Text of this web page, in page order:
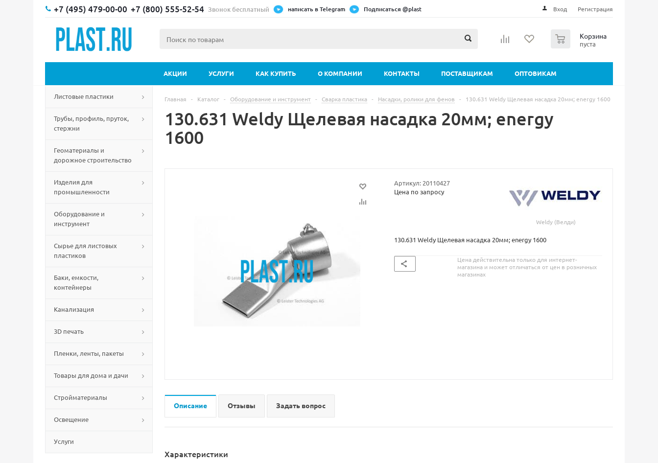
+7 (495) 479-00-00 +7 (800) 555-52-54 Звонок бесплатный написать в Telegram Подписаться @plast Вход Регистрация
Корзина
пуста
АКЦИИ УСЛУГИ КАК КУПИТЬ О КОМПАНИИ КОНТАКТЫ ПОСТАВЩИКАМ ОПТОВИКАМ
Листовые пластики
Трубы, профиль, пруток,
стержни
Геоматериалы и
дорожное строительство
Изделия для
промышленности
Оборудование и
инструмент
Сырье для листовых
пластиков
Баки, емкости,
контейнеры
Канализация
3D печать
Пленки, ленты, пакеты
Товары для дома и дачи
Стройматериалы
Освещение
Услуги
Главная - Каталог - Оборудование и инструмент - Сварка пластика - Насадки, ролики для фенов - 130.631 Weldy Щелевая насадка 20мм; energy 1600
130.631 Weldy Щелевая насадка 20мм; energy
1600
Артикул: 20110427
Цена по запросу
Weldy (Велди)
130.631 Weldy Щелевая насадка 20мм; energy 1600
Цена действительна только для интернет-
магазина и может отличаться от цен в розничных
магазинах
Описание Отзывы Задать вопрос
Характеристики